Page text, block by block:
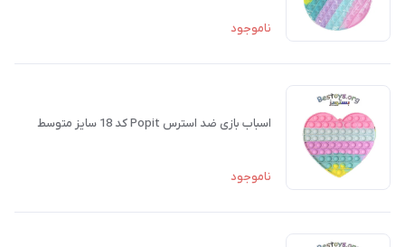
ناموجود
اسباب بازی ضد استرس Popit کد 18 سایز متوسط
ناموجود